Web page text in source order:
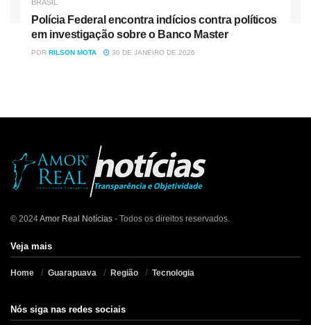
BRASIL
Polícia Federal encontra indícios contra políticos
em investigação sobre o Banco Master
POR RILSON MOTA 30 DE JANEIRO DE 2026
© 2024Amor Real Notícias - Todos os direitos reservados.
Veja mais
Home Guarapuava Região Tecnologia
Nós siga nas redes sociais